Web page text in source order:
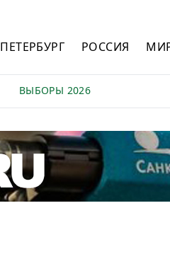
ПЕТЕРБУРГ РОССИЯ
ВЫБОРЫ 2026